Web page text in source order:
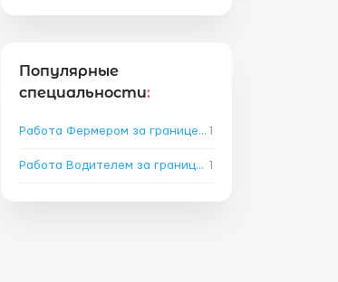
Популярные
специальности:
Работа Фермером за границей 1
Работа Водителем за границей 1